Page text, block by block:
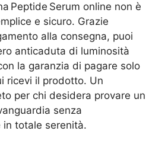
Peptide Serum online non è
e sicuro. Grazie
alla consegna, puoi
anticaduta di luminosità
la garanzia di pagare solo
ricevi il prodotto. Un
per chi desidera provare un
senza
in totale serenità.